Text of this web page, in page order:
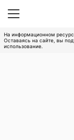
На информационном
Оставаясь на сайте, вы
использование.